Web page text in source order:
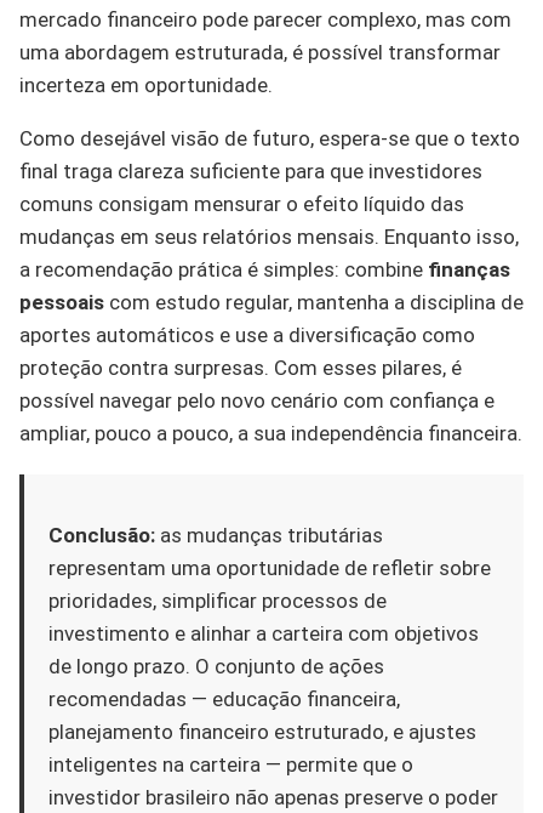
mercado financeiro pode parecer complexo, mas com
uma abordagem estruturada, é possível transformar
incerteza em oportunidade.
Como desejável visão de futuro, espera-se que o texto
final traga clareza suficiente para que investidores
comuns consigam mensurar o efeito líquido das
mudanças em seus relatórios mensais. Enquanto isso,
a recomendação prática é simples: combine finanças
pessoais com estudo regular, mantenha a disciplina de
aportes automáticos e use a diversificação como
proteção contra surpresas. Com esses pilares, é
possível navegar pelo novo cenário com confiança e
ampliar, pouco a pouco, a sua independência financeira.
Conclusão: as mudanças tributárias
representam uma oportunidade de refletir sobre
prioridades, simplificar processos de
investimento e alinhar a carteira com objetivos
de longo prazo. O conjunto de ações
recomendadas — educação financeira,
planejamento financeiro estruturado, e ajustes
inteligentes na carteira — permite que o
investidor brasileiro não apenas preserve o poder